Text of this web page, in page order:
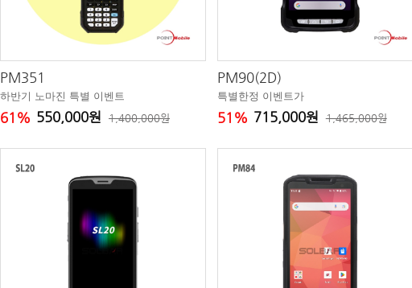
PM351
하반기 노마진 특별 이벤트
61% 550,000원 1,400,000원
PM90(2D)
특별한정 이벤트가
51% 715,000원 1,465,000원